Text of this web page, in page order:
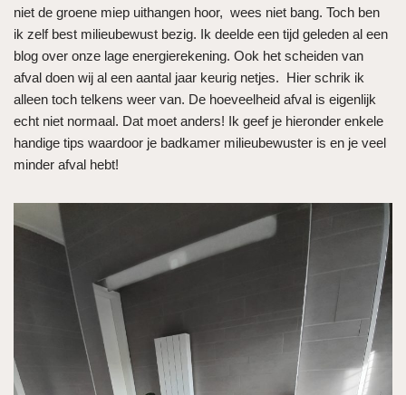
niet de groene miep uithangen hoor, wees niet bang. Toch ben
ik zelf best milieubewust bezig. Ik deelde een tijd geleden al een
blog over onze lage energierekening. Ook het scheiden van
afval doen wij al een aantal jaar keurig netjes. Hier schrik ik
alleen toch telkens weer van. De hoeveelheid afval is eigenlijk
echt niet normaal. Dat moet anders! Ik geef je hieronder enkele
handige tips waardoor je badkamer milieubewuster is en je veel
minder afval hebt!